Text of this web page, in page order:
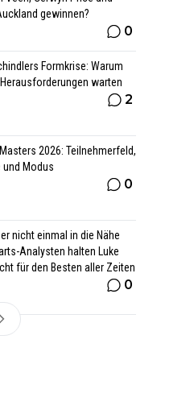
gewinnen?
0
Formkrise: Warum
warten
2
2026: Teilnehmerfeld,
Modus
0
nicht einmal in die Nähe
Analysten halten Luke
für den Besten aller Zeiten
0